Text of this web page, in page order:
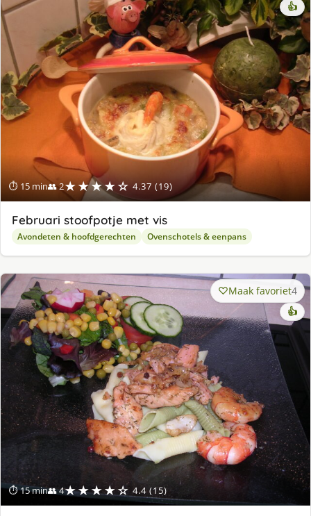
⏱ 15 min👥 2★★★★☆ 4.37 (19)
👍
Februari stoofpotje met vis
Avondeten & hoofdgerechten Ovenschotels & eenpans
⏱ 15 min👥 4★★★★☆ 4.4 (15)
Maak favoriet4
👍